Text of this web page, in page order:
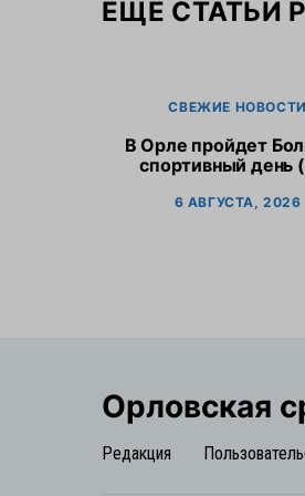
ЕЩЕ СТАТЬИ
СВЕЖИЕ НОВОСТИ
В Орле пройдет
спортивный день
6 АВГУСТА, 2026
Орловская
Редакция